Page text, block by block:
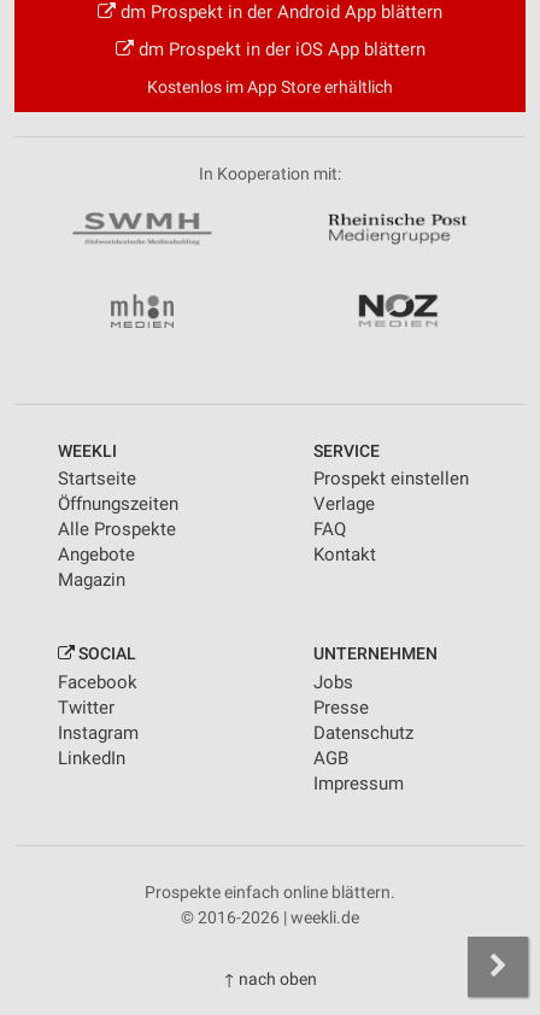
dm Prospekt in der Android App blättern
dm Prospekt in der iOS App blättern
Kostenlos im App Store erhältlich
In Kooperation mit:
WEEKLI
Startseite
Öffnungszeiten
Alle Prospekte
Angebote
Magazin
SERVICE
Prospekt einstellen
Verlage
FAQ
Kontakt
SOCIAL
Facebook
Twitter
Instagram
LinkedIn
UNTERNEHMEN
Jobs
Presse
Datenschutz
AGB
Impressum
Prospekte einfach online blättern.
© 2016-2026 | weekli.de
↑ nach oben